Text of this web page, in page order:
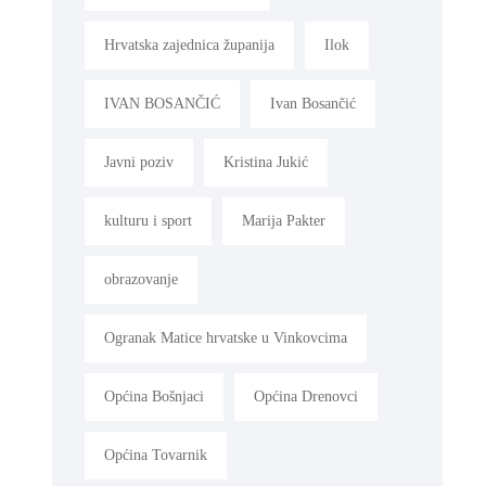
Hrvatska zajednica županija Ilok
IVAN BOSANČIĆ Ivan Bosančić
Javni poziv Kristina Jukić
kulturu i sport Marija Pakter
obrazovanje
Ogranak Matice hrvatske u Vinkovcima
Općina Bošnjaci Općina Drenovci
Općina Tovarnik